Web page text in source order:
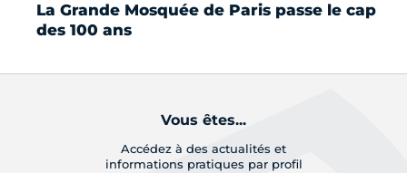
La Grande Mosquée de Paris passe le cap
des 100 ans
Vous êtes...
Accédez à des actualités et
informations pratiques par profil